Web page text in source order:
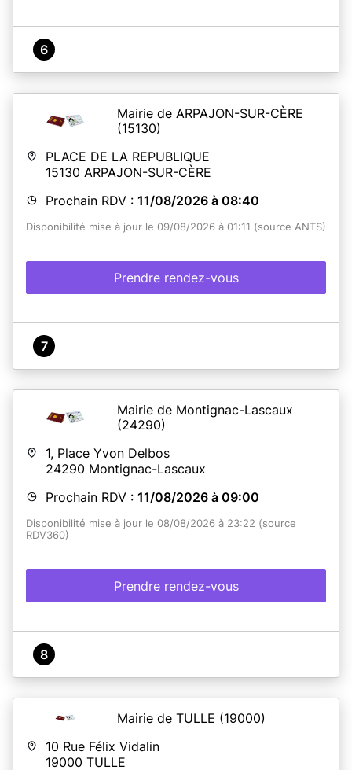
6
Mairie de ARPAJON-SUR-CÈRE
(15130)
PLACE DE LA REPUBLIQUE
15130 ARPAJON-SUR-CÈRE
Prochain RDV : 11/08/2026 à 08:40
Disponibilité mise à jour le 09/08/2026 à 01:11 (source ANTS)
Prendre rendez-vous
7
Mairie de Montignac-Lascaux
(24290)
1, Place Yvon Delbos
24290 Montignac-Lascaux
Prochain RDV : 11/08/2026 à 09:00
Disponibilité mise à jour le 08/08/2026 à 23:22 (source
RDV360)
Prendre rendez-vous
8
Mairie de TULLE (19000)
10 Rue Félix Vidalin
19000 TULLE